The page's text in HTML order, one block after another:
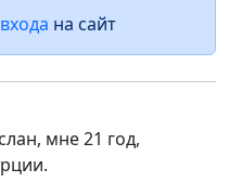
входа на сайт
мне 21 год,